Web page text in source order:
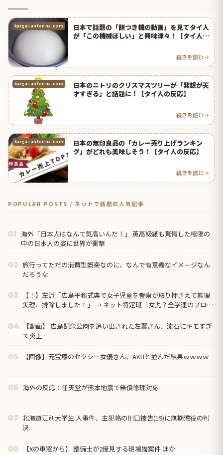
kaigai-antenna.com
日本で話題の「餅つき機の動画」を見てタイ人
が「この機械ほしい」と興味津々！【タイ人の
続きを読む
kaigai-antenna.com
日本のニトリのクリスマスツリーが「発想が天
才すぎる」と話題に！【タイ人の反応】
続きを読む
kaigai-antenna.com
日本の無印良品の「カレー売り上げランキン
グ」がどれも美味しそう！【タイ人の反応】
続きを読む
POPULAR POSTS / ネットで話題の人気記事
01 海外「日本人はなんて気高いんだ！」 英高級紙も驚愕した極限の
中の日本人の姿に世界が衝撃
02 旅行ってただの消費型娯楽なのに、なんで有意義なイメージなん
だろうな
03
【！】左派「広島平和式典で女子児童を警察が取り押さえて無理
矢理、排除しました！」 → ネット特定班「女児？全学連のプロ活
04
【動画】 広島記念公園を追い出された左翼さん、流石にキモすぎ
て炎上
05 【画像】元宝塚のセクシー女優さん、AKBと並んだ結果ｗｗｗｗ
06 海外の反応：任天堂が熊本地震で無償修理対応
07 北海道江別大学生 人事件、主犯格の川口被告(19)に無期懲役の判
決
08 【Xの車窓から】 整備士が2度見する現場猫案件 ほか